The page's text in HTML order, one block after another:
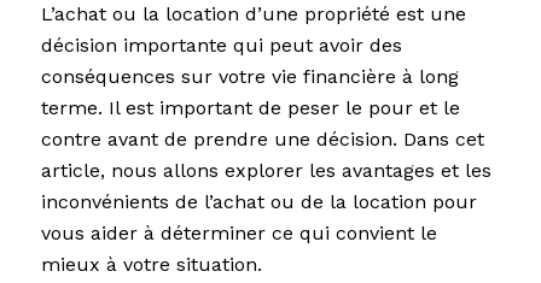
L’achat ou la location d’une propriété est une
décision importante qui peut avoir des
conséquences sur votre vie financière à long
terme. Il est important de peser le pour et le
contre avant de prendre une décision. Dans cet
article, nous allons explorer les avantages et les
inconvénients de l’achat ou de la location pour
vous aider à déterminer ce qui convient le
mieux à votre situation.